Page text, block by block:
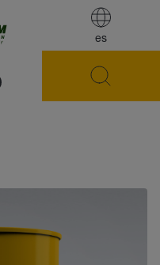
es